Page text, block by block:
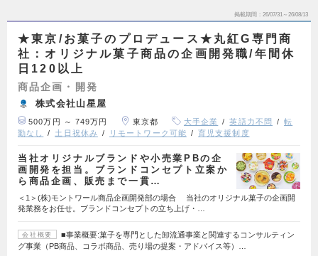
掲載期間 26/07/31～26/08/13
★東京/お菓子のプロデュース★丸紅G専門商
社：オリジナル菓子商品の企画開発職/年間休
日120以上
商品企画・開発
株式会社山星屋
500万円 ～ 749万円 東京都 大手企業 英語力不問
転
勤なし
土日祝休み リモートワーク可能 育児支援制度
当社オリジナルブランドや小売業PBの企
画開発を担当。ブランドコンセプト立案か
ら商品企画、販売まで一貫…
＜1＞(株)モントワール商品企画開発部の場合 当社のオリジナル菓子の企画開
発業務をお任せ。ブランドコンセプトの立ち上げ・…
会社概要
■事業概要:菓子を専門とした卸流通事業と関連するコンサルティン
グ事業（PB商品、コラボ商品、売り場の提案・アドバイス等）…